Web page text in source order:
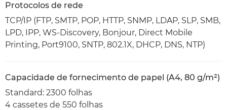
Protocolos de rede
TCP/IP (FTP, SMTP, POP, HTTP, SNMP, LDAP, SLP, SMB,
LPD, IPP, WS-Discovery, Bonjour, Direct Mobile
Printing, Port9100, SNTP, 802.1X, DHCP, DNS, NTP)
Capacidade de fornecimento de papel (A4, 80 g/m²)
Standard: 2300 folhas
4 cassetes de 550 folhas